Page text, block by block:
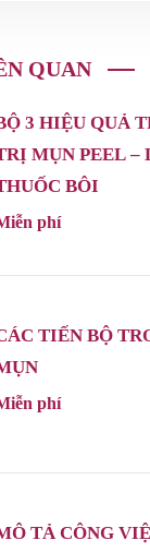
QUAN
3 HIỆU QUẢ
MỤN PEEL –
BÔI
phí
TIẾN BỘ
phí
TẢ CÔNG